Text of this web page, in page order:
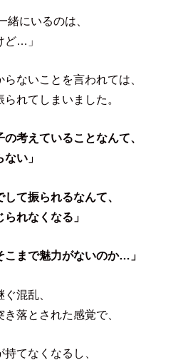
緒にいるのは、
…」
らないことを言われては、
れてしまいました。
の考えていることなんて、
い」
して振られるなんて、
れなくなる」
こまで魅力がないのか…」
混乱、
落とされた感覚で、
てなくなるし、